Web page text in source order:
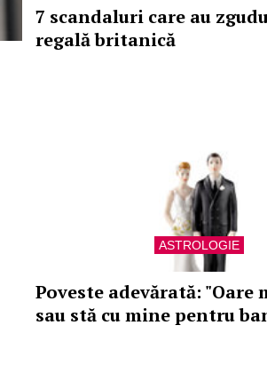
7 scandaluri care au
regală britanică
ASTROLOGIE
Poveste adevărată: "Oare
sau stă cu mine pentru